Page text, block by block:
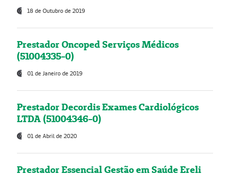
18 de Outubro de 2019
Prestador Oncoped Serviços Médicos
(51004335-0)
01 de Janeiro de 2019
Prestador Decordis Exames Cardiológicos
LTDA (51004346-0)
01 de Abril de 2020
Prestador Essencial Gestão em Saúde Ereli